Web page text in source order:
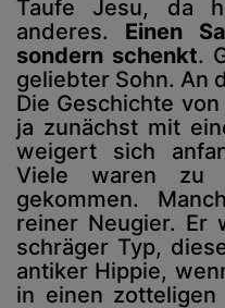
Taufe Jesu, da
anderes. Einen
sondern schenkt.
geliebter Sohn. An
Die Geschichte
ja zunächst mit
weigert sich
Viele waren zu
gekommen.
reiner Neugier. Er
schräger Typ,
antiker Hippie,
in einen zotteligen